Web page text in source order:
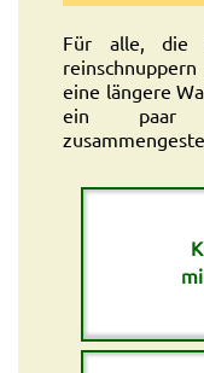
Für alle, die
eine längere
ein paar